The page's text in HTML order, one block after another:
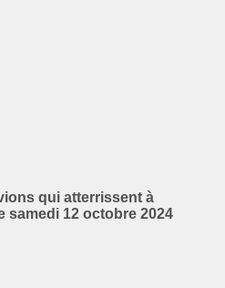
qui atterrissent à
samedi 12 octobre 2024